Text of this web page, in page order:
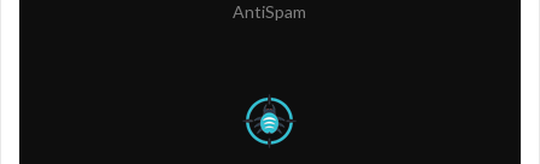
AntiSpam